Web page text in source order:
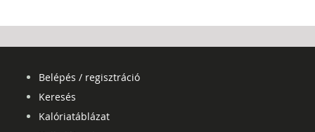
Belépés / regisztráció
Keresés
Kalóriatáblázat